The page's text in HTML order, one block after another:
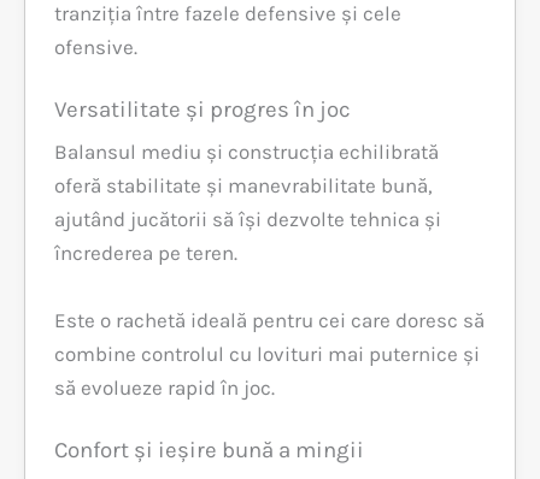
tranziția între fazele defensive și cele
ofensive.
Versatilitate și progres în joc
Balansul mediu și construcția echilibrată
oferă stabilitate și manevrabilitate bună,
ajutând jucătorii să își dezvolte tehnica și
încrederea pe teren.
Este o rachetă ideală pentru cei care doresc să
combine controlul cu lovituri mai puternice și
să evolueze rapid în joc.
Confort și ieșire bună a mingii